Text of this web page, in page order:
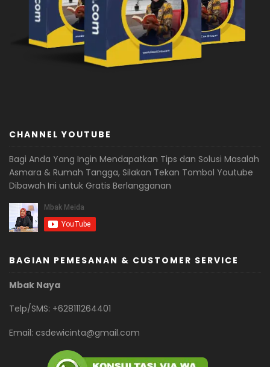
CHANNEL YOUTUBE
Bagi Anda Yang Ingin Mendapatkan Tips dan Solusi Masalah
Asmara & Rumah Tangga, Silakan Tekan Tombol Youtube
Dibawah Ini untuk Gratis Berlangganan
BAGIAN PEMESANAN & CUSTOMER SERVICE
Mbak Naya
Telp/SMS: +628111264401
Email: csdewicinta@gmail.com